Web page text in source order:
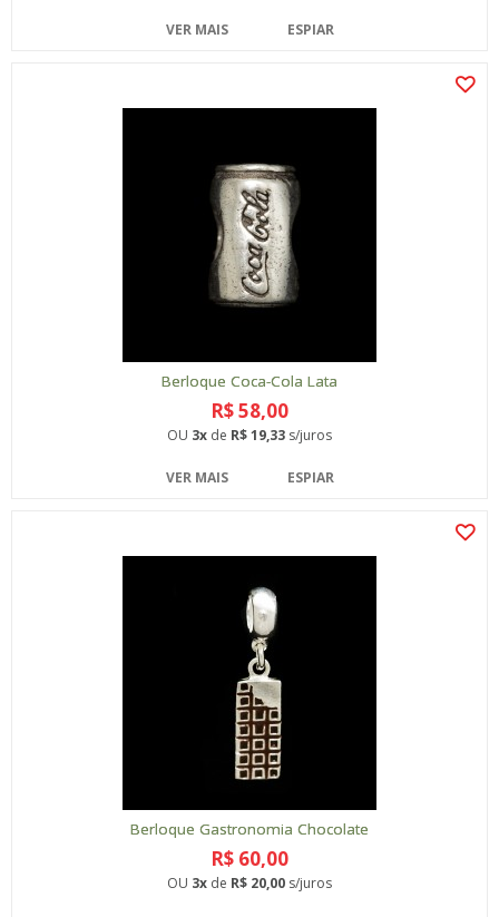
VER MAIS ESPIAR
Berloque Coca-Cola Lata
R$ 58,00
OU 3x de R$ 19,33 s/juros
VER MAIS ESPIAR
Berloque Gastronomia Chocolate
R$ 60,00
OU 3x de R$ 20,00 s/juros